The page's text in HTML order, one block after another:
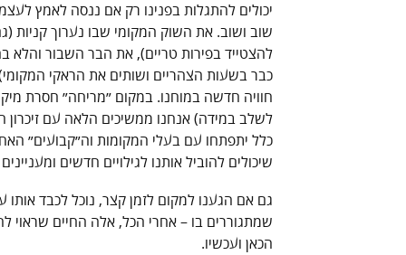
יכולים להתגלות בפנינו רק אם ננסה לאמץ
שוב ושוב. את השוק המקומי שבו נערוך קניות
להצטייד בפירות טריים), את הבר השבור
כבר בשעות הצהריים ושותים את הראקי
חוויה חדשה במוחנו. במקום ״מריחה״ חסרת
לשלב במידה) אנחנו ממשיכים הלאה עם זיכרון
כלל יתפתחו עם בעלי המקומות וה״קבועים״
שיכולים להוביל אותנו לגילויים חדשים
גם אם הגענו למקום לזמן קצר, נוכל לכבד אותו
שמתגוררים בו – אחרי הכל, אלה החיים שראוי
הכאן ועכשיו.